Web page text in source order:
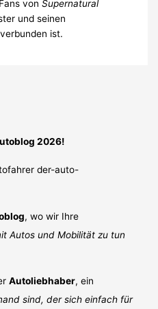
vonSupernatural
und seinen
ist.
2026!
, wo wir Ihre
Autos und Mobilität zu tun
Autoliebhaber, ein
sind, der sich einfach für